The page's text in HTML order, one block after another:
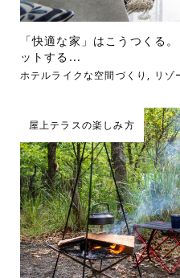
「快適な家」はこうつくる
ットする...
ホテルライクな空間づくり , リゾ
屋上テラスの楽しみ方